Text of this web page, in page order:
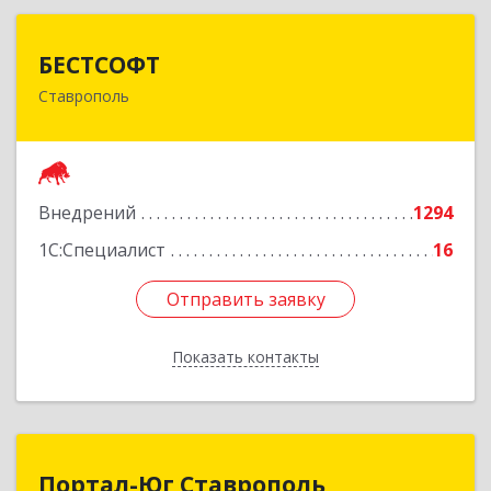
БЕСТСОФТ
Ставрополь
Внедрений
1294
1С:Специалист
16
Отправить заявку
Показать контакты
355011, Ставропольский край, Ставрополь г,
Отправить заявку
Назад
Портал-Юг Ставрополь